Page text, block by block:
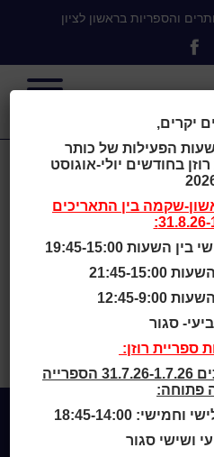
והספריות בראשון לציון
:
לצה"ל
:
יקרים,
הפעילות של כותר
בחודשים יולי-אוגוסט
שקמה בין התאריכים
31.8.26-
19:45-15:00
15:00
9:00
סגור
ספריית רוזן:
בחודש יולי- בין התאריכים 31.7.26-1.7.26 הספרייה
פתוחה:
18:45-14:00
ושישי סגור